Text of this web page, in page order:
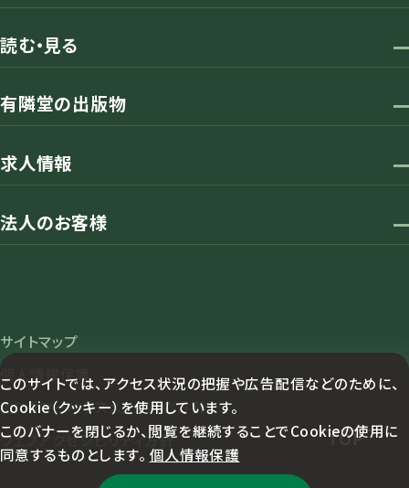
このサイトでは、アクセス状況の把握や広告配信などのために、
Cookie（クッキー）を使用しています。
このバナーを閉じるか、閲覧を継続することでCookieの使用に
同意するものとします。 個人情報保護
読む・見る
有隣堂の出版物
求人情報
法人のお客様
サイトマップ
個人情報保護
カスタマーハラスメント対応方針
ウェブアクセシビリティ方針
TOP